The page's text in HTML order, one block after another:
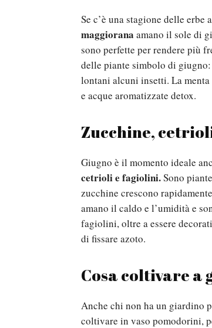
Se c’è una stagione delle erbe
maggiorana amano il sole di
sono perfette per rendere più
delle piante simbolo di giugno:
lontani alcuni insetti. La menta
e acque aromatizzate detox.
Zucchine,
Giugno è il momento ideale
cetrioli e fagiolini.Sono
zucchine crescono
amano il caldo e l’umidità e
fagiolini, oltre a essere
di fissare azoto.
Cosa coltivare a
Anche chi non ha un giardino
coltivare in vaso pomodorini,